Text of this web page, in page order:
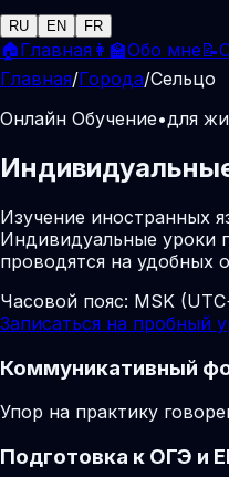
RU EN FR
🏠Главная 👩‍🏫Обо мне📝
Главная/Города/Сельцо
Онлайн Обучение•для
Изучение иностранных
Индивидуальные уроки
проводятся на удобных
Часовой пояс: MSK
Записаться на пробный
Коммуникативный
Упор на практику
Подготовка к ОГЭ и